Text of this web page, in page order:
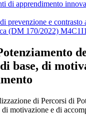
di apprendimento
prevenzione e contrasto
(DM 170/2022)
base, di
di Percorsi di
di motivazione e di